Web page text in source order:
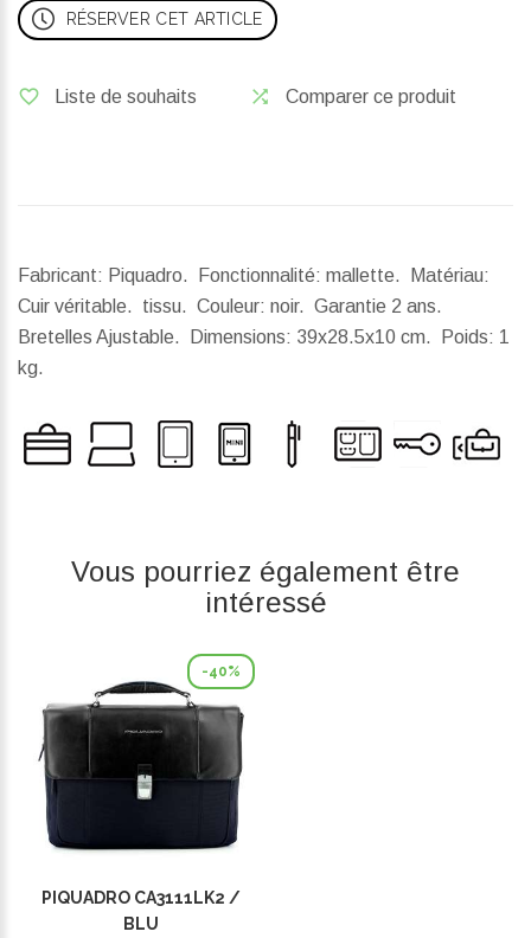
RÉSERVER CET ARTICLE
Liste de souhaits Comparer ce produit
Fabricant: Piquadro. Fonctionnalité: mallette. Matériau:
Cuir véritable. tissu. Couleur: noir. Garantie 2 ans.
Bretelles Ajustable.
Dimensions: 39x28.5x10 cm. Poids: 1
kg.
Vous pourriez également être
intéressé
-40%
PIQUADRO CA3111LK2 /
BLU